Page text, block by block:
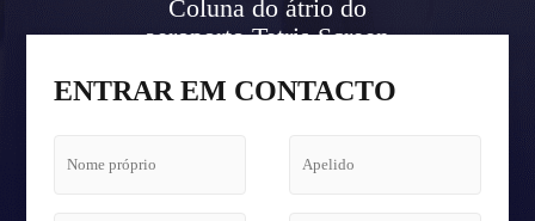
Coluna do átrio do
aeroporto Tetris Screen
ENTRAR EM CONTACTO